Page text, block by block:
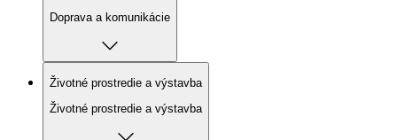
Doprava a komunikácie
Životné prostredie a výstavba
Životné prostredie a výstavba